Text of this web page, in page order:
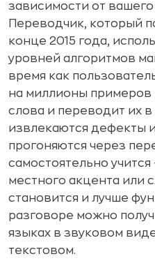
зависимости от
Переводчик, который
конце 2015 года,
уровней алгоритмов
время как
на миллионы примеров
слова и переводит их в
извлекаются дефекты
прогоняются через
самостоятельно
местного акцента или
становится и лучше
разговоре можно
языках в звуковом
текстовом.